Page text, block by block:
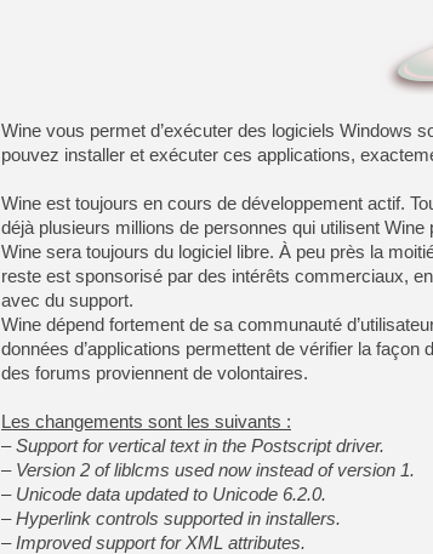
Wine vous permet d’exécuter des logiciels Windows
pouvez installer et exécuter ces applications,
Wine est toujours en cours de développement actif.
déjà plusieurs millions de personnes qui utilisent Wine
Wine sera toujours du logiciel libre. À peu près la
reste est sponsorisé par des intérêts commerciaux,
avec du support.
Wine dépend fortement de sa communauté
données d’applications permettent de vérifier la
des forums proviennent de volontaires.
Les changements sont les suivants :
– Support for vertical text in the Postscript driver.
– Version 2 of liblcms used now instead of version 1.
– Unicode data updated to Unicode 6.2.0.
– Hyperlink controls supported in installers.
– Improved support for XML attributes.